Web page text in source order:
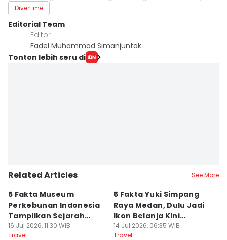
Divert me
Editorial Team
Editor
Fadel Muhammad Simanjuntak
Tonton lebih seru di
Related Articles See More
5 Fakta Museum
Perkebunan Indonesia
Tampilkan Sejarah
Tanah Deli
16 Jul 2026, 11:30 WIB
Travel
5 Fakta Yuki Simpang
Raya Medan, Dulu Jadi
Ikon Belanja Kini
Ditinggalkan
14 Jul 2026, 06:35 WIB
Travel